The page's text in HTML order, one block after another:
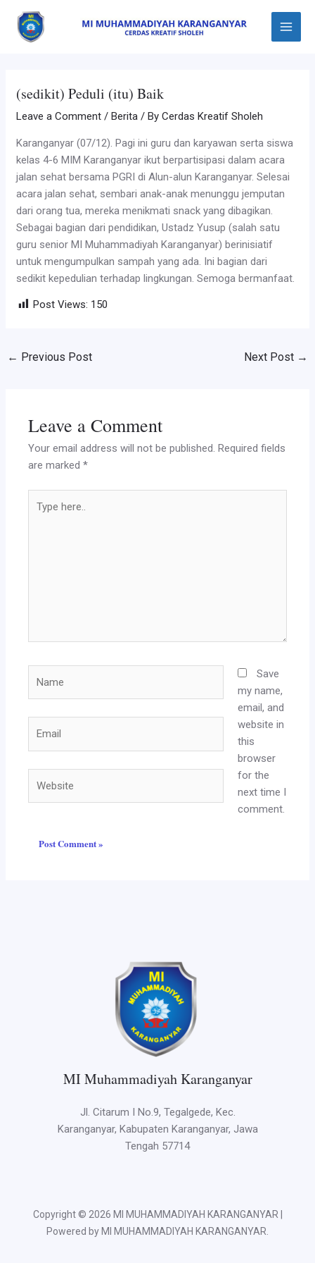
content
Main
Menu
(sedikit) Peduli (itu) Baik
Leave a Comment /Berita / ByCerdas Kreatif Sholeh
Karanganyar (07/12). Pagi ini guru dan karyawan serta siswa
kelas 4-6 MIM Karanganyar ikut berpartisipasi dalam acara
jalan sehat bersama PGRI di Alun-alun Karanganyar. Selesai
acara jalan sehat, sembari anak-anak menunggu jemputan
dari orang tua, mereka menikmati snack yang dibagikan.
Sebagai bagian dari pendidikan, Ustadz Yusup (salah satu
guru senior MI Muhammadiyah Karanganyar) berinisiatif
untuk mengumpulkan sampah yang ada. Ini bagian dari
sedikit kepedulian terhadap lingkungan. Semoga bermanfaat.
Post Views: 150
navigation
← Previous Post Next Post →
Leave a Comment
Your email address will not be published. Required fields
are marked*
here..
Save
my name,
email, and
website in
this
browser
for the
next time I
comment.
MI Muhammadiyah Karanganyar
Jl. Citarum I No.9, Tegalgede, Kec.
Karanganyar, Kabupaten Karanganyar, Jawa
Tengah 57714
Copyright © 2026 MI MUHAMMADIYAH KARANGANYAR |
Powered by MI MUHAMMADIYAH KARANGANYAR.